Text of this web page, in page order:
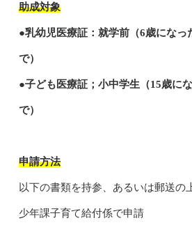
助成対象
●乳幼児医療証：就学前（6歳になっ
で）
●子ども医療証；小中学生（15歳に
で）
申請方法
以下の書類を持参、あるいは郵送の
少年課子育て給付係で申請